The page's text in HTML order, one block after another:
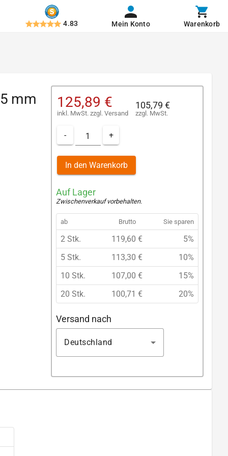
4.83 Mein Konto Warenkorb
mm 125,89 €
inkl. MwSt. zzgl. Versand
105,79 €
zzgl. MwSt.
- +
In den Warenkorb
Auf Lager
Zwischenverkauf vorbehalten.
ab Brutto Sie sparen
2 Stk. 119,60 €
5%
5 Stk.
113,30 €
10%
10 Stk.
107,00 €
15%
20 Stk.
100,71 € 20%
Versand nach
Deutschland